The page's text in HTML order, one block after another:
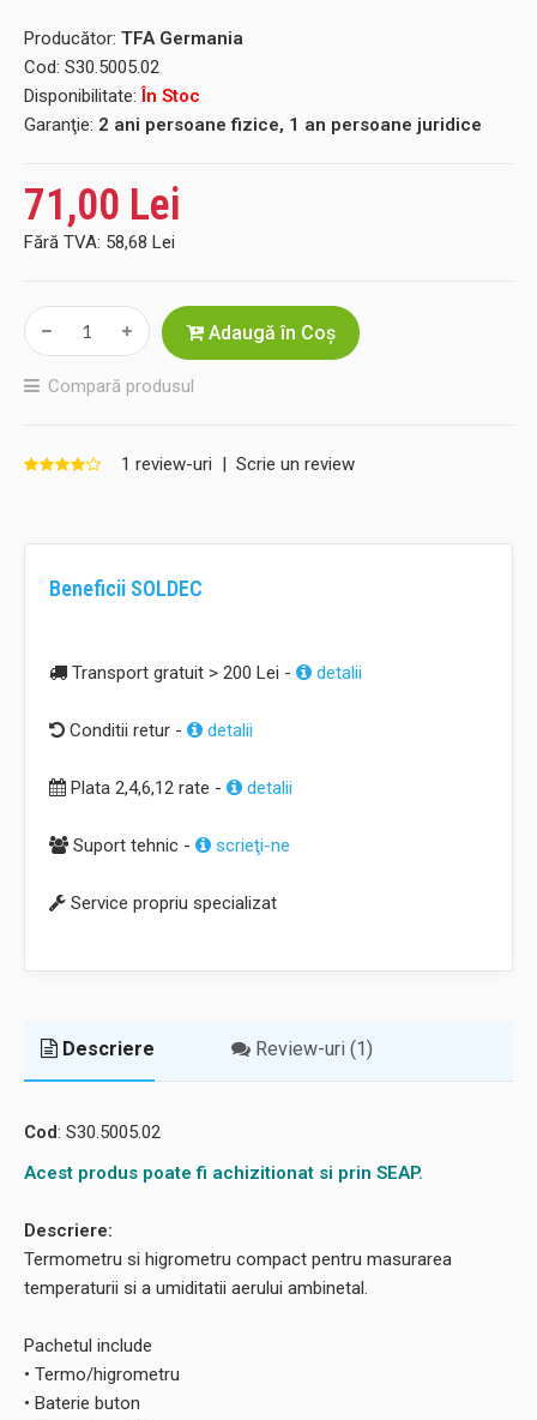
Producător: TFA Germania
Cod: S30.5005.02
Disponibilitate: În Stoc
Garanţie: 2 ani persoane fizice, 1 an persoane juridice
71,00 Lei
Fără TVA: 58,68 Lei
Adaugă în Coş
Compară produsul
1 review-uri | Scrie un review
Beneficii SOLDEC
Transport gratuit > 200 Lei - detalii
Conditii retur - detalii
Plata 2,4,6,12 rate - detalii
Suport tehnic - scrieţi-ne
Service propriu specializat
Descriere Review-uri (1)
Cod: S30.5005.02
Acest produs poate fi achizitionat si prin SEAP.
Descriere:
Termometru si higrometru compact pentru masurarea
temperaturii si a umiditatii aerului ambinetal.
Pachetul include
• Termo/higrometru
• Baterie buton